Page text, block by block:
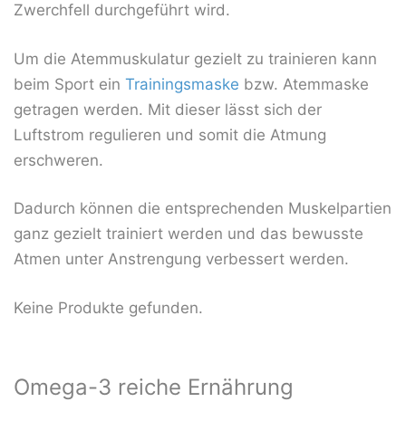
Zwerchfell durchgeführt wird.
Um die Atemmuskulatur gezielt zu trainieren kann
beim Sport ein Trainingsmaske bzw. Atemmaske
getragen werden. Mit dieser lässt sich der
Luftstrom regulieren und somit die Atmung
erschweren.
Dadurch können die entsprechenden Muskelpartien
ganz gezielt trainiert werden und das bewusste
Atmen unter Anstrengung verbessert werden.
Keine Produkte gefunden.
Omega-3 reiche Ernährung